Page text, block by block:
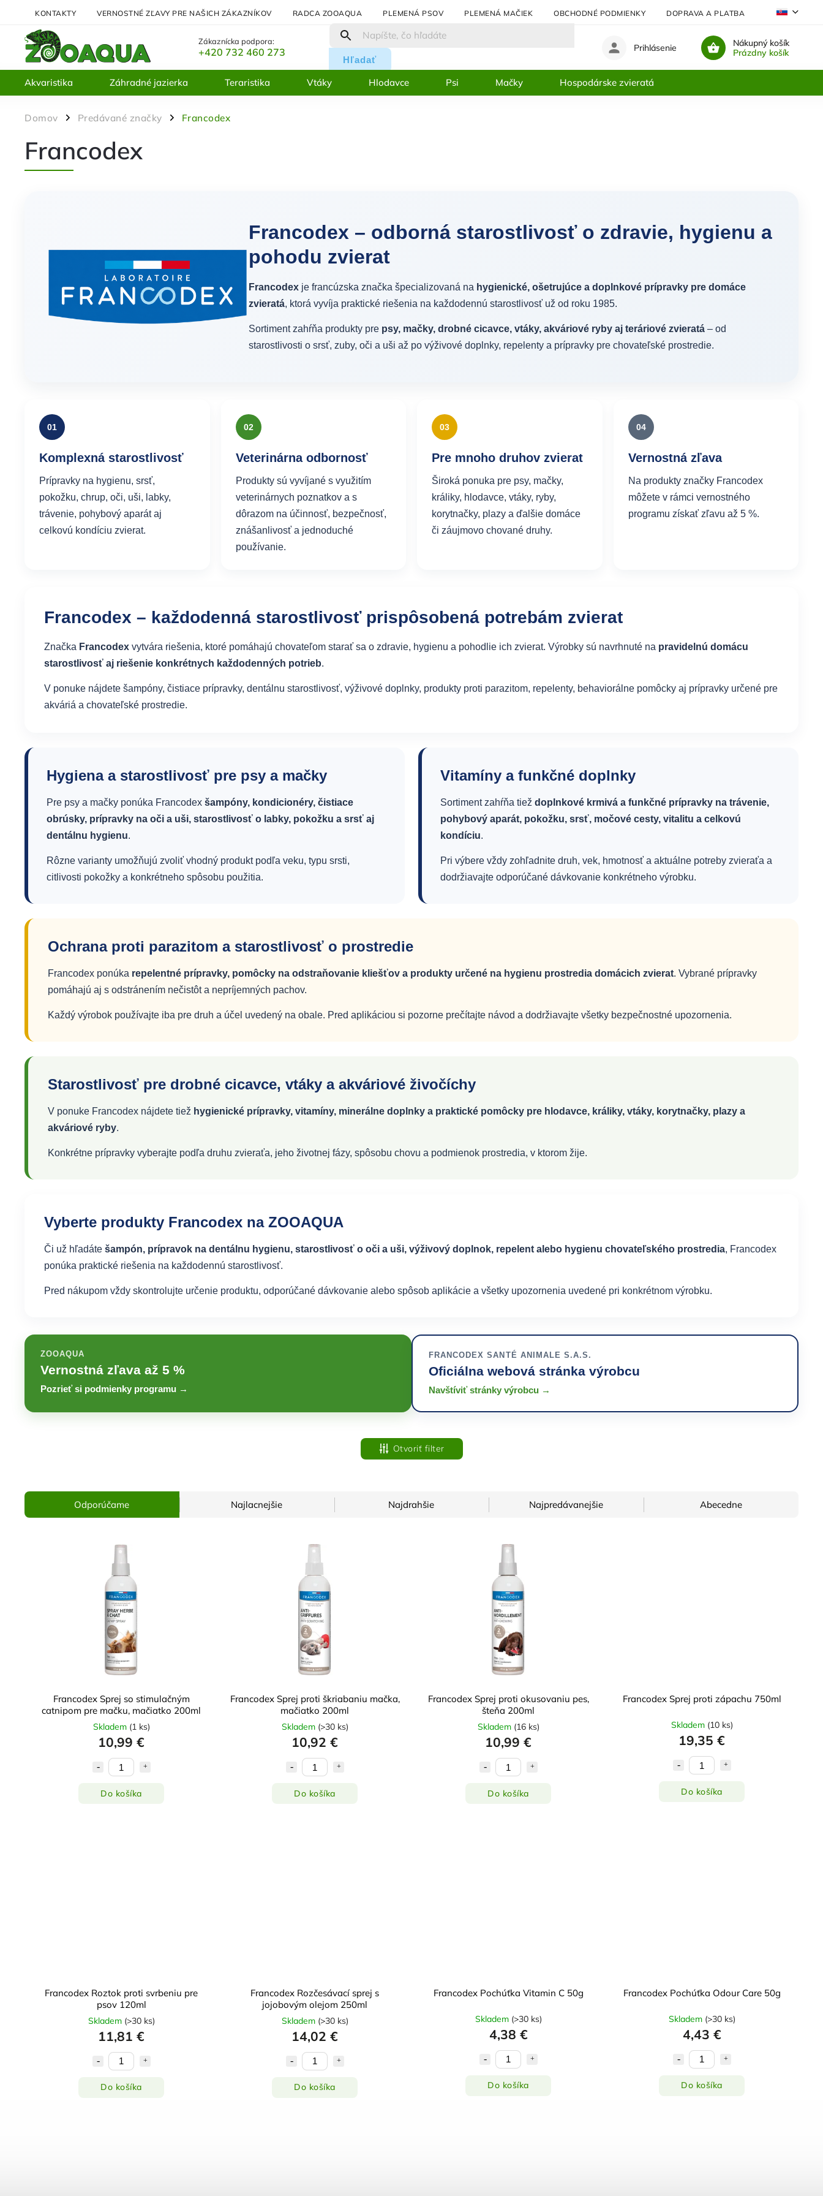
KONTAKTY VERNOSTNÉ ZĽAVY PRE NAŠICH ZÁKAZNÍKOV RADCA ZOOAQUA PLEMENÁ PSOV PLEMENÁ MAČIEK OBCHODNÉ PODMIENKY DOPRAVA A PLATBA
Zákaznícka podpora:
+420 732 460 273
Hľadať
Nákupný košík
Prázdny košík
Prihlásenie
Akvaristika Záhradné jazierka Teraristika Vtáky Hlodavce Psi Mačky Hospodárske zvieratá
Domov / Predávané značky / Francodex
Francodex
Francodex – odborná starostlivosť o zdravie, hygienu a
pohodu zvierat
Francodex je francúzska značka špecializovaná na hygienické, ošetrujúce a doplnkové prípravky pre domáce
zvieratá, ktorá vyvíja praktické riešenia na každodennú starostlivosť už od roku 1985.
Sortiment zahŕňa produkty pre psy, mačky, drobné cicavce, vtáky, akváriové ryby aj teráriové zvieratá – od
starostlivosti o srsť, zuby, oči a uši až po výživové doplnky, repelenty a prípravky pre chovateľské prostredie.
01
Komplexná starostlivosť
Prípravky na hygienu, srsť,
pokožku, chrup, oči, uši, labky,
trávenie, pohybový aparát aj
celkovú kondíciu zvierat.
02
Veterinárna odbornosť
Produkty sú vyvíjané s využitím
veterinárnych poznatkov a s
dôrazom na účinnosť, bezpečnosť,
znášanlivosť a jednoduché
používanie.
03
Pre mnoho druhov zvierat
Široká ponuka pre psy, mačky,
králiky, hlodavce, vtáky, ryby,
korytnačky, plazy a ďalšie domáce
či záujmovo chované druhy.
04
Vernostná zľava
Na produkty značky Francodex
môžete v rámci vernostného
programu získať zľavu až 5 %.
Francodex – každodenná starostlivosť prispôsobená potrebám zvierat
Značka Francodex vytvára riešenia, ktoré pomáhajú chovateľom starať sa o zdravie, hygienu a pohodlie ich zvierat. Výrobky sú navrhnuté na pravidelnú domácu
starostlivosť aj riešenie konkrétnych každodenných potrieb.
V ponuke nájdete šampóny, čistiace prípravky, dentálnu starostlivosť, výživové doplnky, produkty proti parazitom, repelenty, behaviorálne pomôcky aj prípravky určené pre
akváriá a chovateľské prostredie.
Hygiena a starostlivosť pre psy a mačky
Pre psy a mačky ponúka Francodex šampóny, kondicionéry, čistiace
obrúsky, prípravky na oči a uši, starostlivosť o labky, pokožku a srsť aj
dentálnu hygienu.
Rôzne varianty umožňujú zvoliť vhodný produkt podľa veku, typu srsti,
citlivosti pokožky a konkrétneho spôsobu použitia.
Vitamíny a funkčné doplnky
Sortiment zahŕňa tiež doplnkové krmivá a funkčné prípravky na trávenie,
pohybový aparát, pokožku, srsť, močové cesty, vitalitu a celkovú
kondíciu.
Pri výbere vždy zohľadnite druh, vek, hmotnosť a aktuálne potreby zvieraťa a
dodržiavajte odporúčané dávkovanie konkrétneho výrobku.
Ochrana proti parazitom a starostlivosť o prostredie
Francodex ponúka repelentné prípravky, pomôcky na odstraňovanie kliešťov a produkty určené na hygienu prostredia domácich zvierat. Vybrané prípravky
pomáhajú aj s odstránením nečistôt a nepríjemných pachov.
Každý výrobok používajte iba pre druh a účel uvedený na obale. Pred aplikáciou si pozorne prečítajte návod a dodržiavajte všetky bezpečnostné upozornenia.
Starostlivosť pre drobné cicavce, vtáky a akváriové živočíchy
V ponuke Francodex nájdete tiež hygienické prípravky, vitamíny, minerálne doplnky a praktické pomôcky pre hlodavce, králiky, vtáky, korytnačky, plazy a
akváriové ryby.
Konkrétne prípravky vyberajte podľa druhu zvieraťa, jeho životnej fázy, spôsobu chovu a podmienok prostredia, v ktorom žije.
Vyberte produkty Francodex na ZOOAQUA
Či už hľadáte šampón, prípravok na dentálnu hygienu, starostlivosť o oči a uši, výživový doplnok, repelent alebo hygienu chovateľského prostredia, Francodex
ponúka praktické riešenia na každodennú starostlivosť.
Pred nákupom vždy skontrolujte určenie produktu, odporúčané dávkovanie alebo spôsob aplikácie a všetky upozornenia uvedené pri konkrétnom výrobku.
ZOOAQUA
Vernostná zľava až 5 %
Pozrieť si podmienky programu →
FRANCODEX SANTÉ ANIMALE S.A.S.
Oficiálna webová stránka výrobcu
Navštíviť stránky výrobcu →
Otvoriť filter
Odporúčame Najlacnejšie Najdrahšie Najpredávanejšie Abecedne
Francodex Sprej so stimulačným
catnipom pre mačku, mačiatko 200ml
Skladem (1 ks)
10,99 €
Do košíka
Francodex Sprej proti škriabaniu mačka,
mačiatko 200ml
Skladem (>30 ks)
10,92 €
Do košíka
Francodex Sprej proti okusovaniu pes,
šteňa 200ml
Skladem (16 ks)
10,99 €
Do košíka
Francodex Sprej proti zápachu 750ml
Skladem (10 ks)
19,35 €
Do košíka
Francodex Roztok proti svrbeniu pre
psov 120ml
Skladem (>30 ks)
11,81 €
Do košíka
Francodex Rozčesávací sprej s
jojobovým olejom 250ml
Skladem (>30 ks)
14,02 €
Do košíka
Francodex Pochúťka Vitamin C 50g
Skladem (>30 ks)
4,38 €
Do košíka
Francodex Pochúťka Odour Care 50g
Skladem (>30 ks)
4,43 €
Do košíka